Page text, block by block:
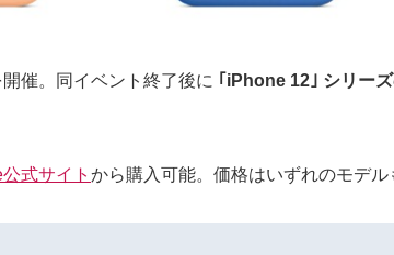
催。同イベント終了後に ｢iPhone 12｣ シリー
式サイト から購入可能。価格はいずれのモデル